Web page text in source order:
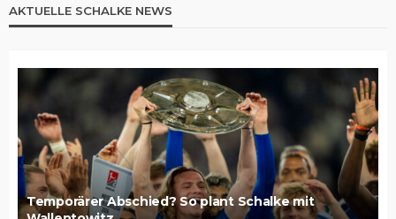
AKTUELLE SCHALKE NEWS
Temporärer Abschied? So plant Schalke mit